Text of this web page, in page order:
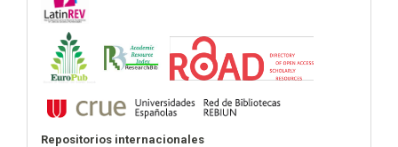
Repositorios internacionales